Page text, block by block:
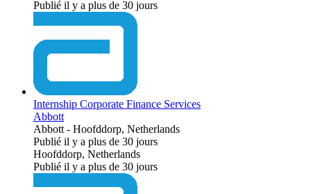
Publié il y a plus de 30 jours
Internship Corporate Finance Services
Abbott
Abbott - Hoofddorp, Netherlands
Publié il y a plus de 30 jours
Hoofddorp, Netherlands
Publié il y a plus de 30 jours